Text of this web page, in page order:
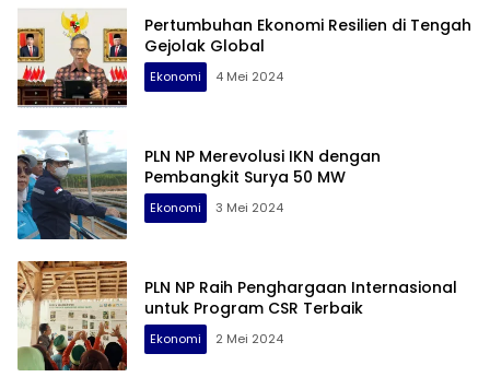
Pertumbuhan Ekonomi Resilien di Tengah
Gejolak Global
Ekonomi 4 Mei 2024
PLN NP Merevolusi IKN dengan
Pembangkit Surya 50 MW
Ekonomi 3 Mei 2024
PLN NP Raih Penghargaan Internasional
untuk Program CSR Terbaik
Ekonomi 2 Mei 2024